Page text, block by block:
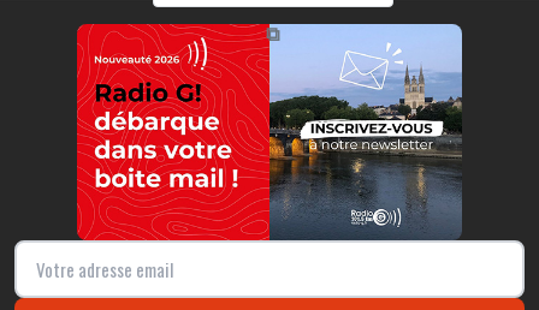
https://radio-g.fr?1350
⧉